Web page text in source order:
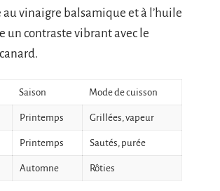
vinaigre balsamique et à l’huile
un contraste vibrant avec le
Saison Mode de cuisson
Printemps Grillées, vapeur
Printemps Sautés, purée
Automne Rôties